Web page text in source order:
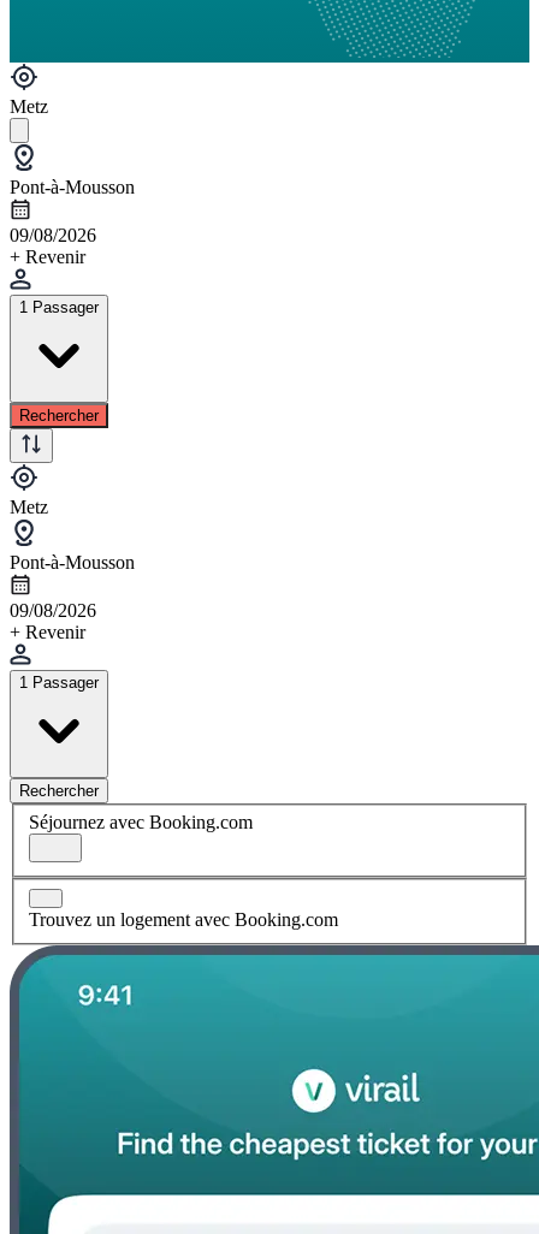
Metz
Pont-à-Mousson
09/08/2026
+ Revenir
1 Passager
Rechercher
Metz
Pont-à-Mousson
09/08/2026
+ Revenir
1 Passager
Rechercher
Séjournez avec Booking.com
Trouvez un logement avec Booking.com